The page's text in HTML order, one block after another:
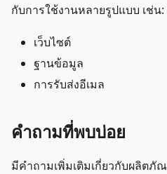
กับการใช้งานหลายรูปแบบ เช่น:
เว็บไซต์
ฐานข้อมูล
การรับส่งอีเมล
คำถามที่พบบ่อย
มีคำถามเพิ่มเติมเกี่ยวกับผลิตภั